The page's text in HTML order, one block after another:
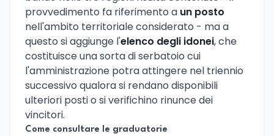
provvedimento fa riferimento a un posto
nell'ambito territoriale considerato - ma a
questo si aggiunge l'elenco degli idonei, che
costituisce una sorta di serbatoio cui
l'amministrazione potra attingere nel triennio
successivo qualora si rendano disponibili
ulteriori posti o si verifichino rinunce dei
vincitori.
Come consultare le graduatorie